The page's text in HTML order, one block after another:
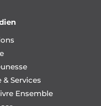
Services
Ensemble